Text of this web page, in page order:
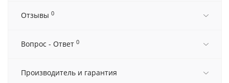
Отзывы 0
Вопрос - Ответ 0
Производитель и гарантия